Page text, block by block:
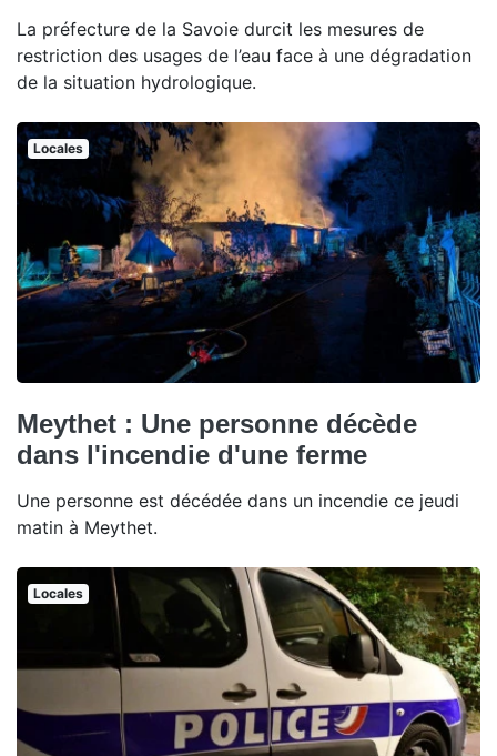
La préfecture de la Savoie durcit les mesures de
restriction des usages de l’eau face à une dégradation
de la situation hydrologique.
Locales
Meythet : Une personne décède
dans l'incendie d'une ferme
Une personne est décédée dans un incendie ce jeudi
matin à Meythet.
Locales